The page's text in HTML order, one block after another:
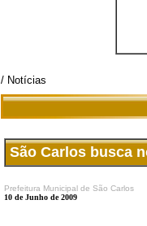
/ Notícias
São Carlos busca
Prefeitura Municipal de São Carlos
10 de Junho de 2009